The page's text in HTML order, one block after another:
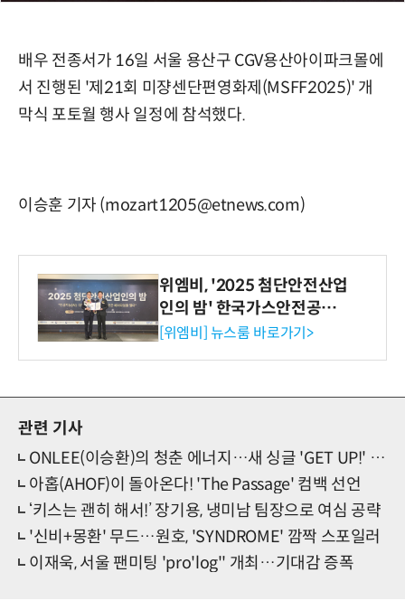
배우 전종서가 16일 서울 용산구 CGV용산아이파크몰에
서 진행된 '제21회 미쟝센단편영화제(MSFF2025)' 개
막식 포토월 행사 일정에 참석했다.
이승훈 기자 (mozart1205@etnews.com)
위엠비, '2025 첨단안전산업
인의 밤' 한국가스안전공사
사장상 수상
[위엠비] 뉴스룸 바로가기>
관련 기사
ONLEE(이승환)의 청춘 에너지…새 싱글 'GET UP!' 발매
아홉(AHOF)이 돌아온다! 'The Passage' 컴백 선언
‘키스는 괜히 해서!’ 장기용, 냉미남 팀장으로 여심 공략
'신비+몽환' 무드…원호, 'SYNDROME' 깜짝 스포일러
이재욱, 서울 팬미팅 'pro'log'' 개최…기대감 증폭